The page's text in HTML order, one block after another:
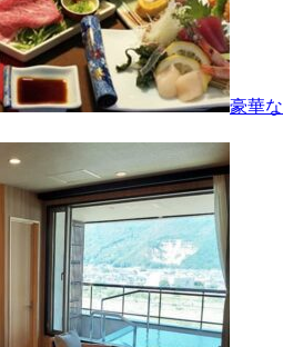
豪華な